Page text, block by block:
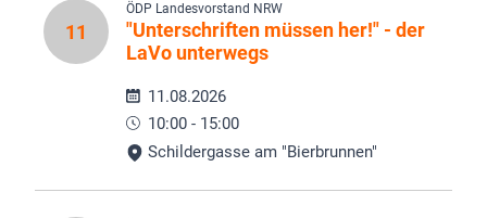
11
ÖDP Landesvorstand NRW
"Unterschriften müssen her!" - der
LaVo unterwegs
11.08.2026
10:00 - 15:00
Schildergasse am "Bierbrunnen"